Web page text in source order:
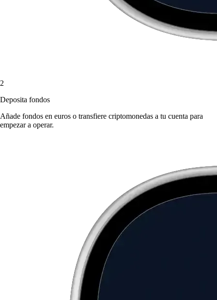
2
Deposita fondos
Añade fondos en euros o transfiere criptomonedas a tu cuenta para
empezar a operar.